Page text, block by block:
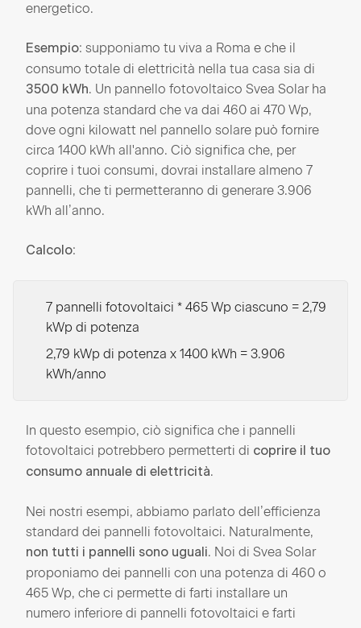
energetico.
Esempio: supponiamo tu viva a Roma e che il
consumo totale di elettricità nella tua casa sia di
3500 kWh. Un pannello fotovoltaico Svea Solar ha
una potenza standard che va dai 460 ai 470 Wp,
dove ogni kilowatt nel pannello solare può fornire
circa 1400 kWh all'anno. Ciò significa che, per
coprire i tuoi consumi, dovrai installare almeno 7
pannelli, che ti permetteranno di generare 3.906
kWh all’anno.
Calcolo:
7 pannelli fotovoltaici * 465 Wp ciascuno = 2,79
kWp di potenza
2,79 kWp di potenza x 1400 kWh = 3.906
kWh/anno
In questo esempio, ciò significa che i pannelli
fotovoltaici potrebbero permetterti di coprire il tuo
consumo annuale di elettricità.
Nei nostri esempi, abbiamo parlato dell’efficienza
standard dei pannelli fotovoltaici. Naturalmente,
non tutti i pannelli sono uguali. Noi di Svea Solar
proponiamo dei pannelli con una potenza di 460 o
465 Wp, che ci permette di farti installare un
numero inferiore di pannelli fotovoltaici e farti